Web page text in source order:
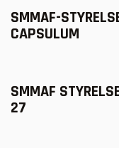
SMMAF-
CAPSULUM
SMMAF
27